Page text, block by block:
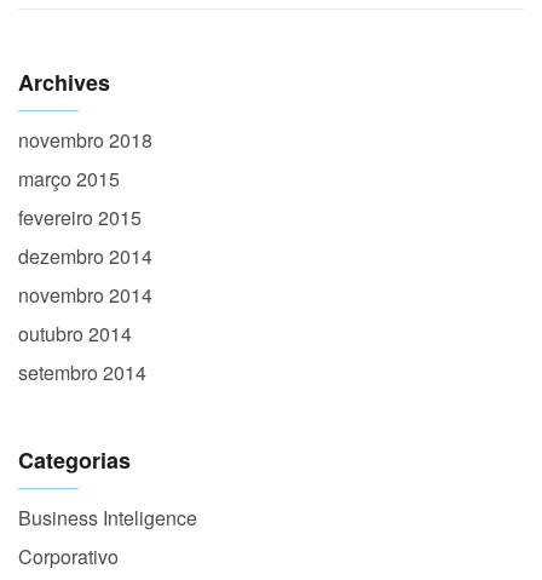
Archives
novembro 2018
março 2015
fevereiro 2015
dezembro 2014
novembro 2014
outubro 2014
setembro 2014
Categorias
Business Inteligence
Corporativo